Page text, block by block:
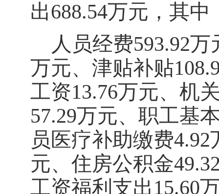
出688.54万元，其中
人员经费593.92万
万元、津贴补贴
工资13.76万元、机
57.29万元、职工基
员医疗补助缴费4.92
元、住房公积金
工资福利支出15.60